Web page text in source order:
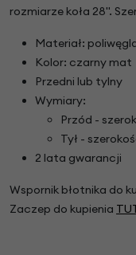
rozmiarze koła 28".
Materiał:
Kolor: czarny mat
Przedni lub tylny
Wymiary:
Przód -
Tył -
2 lata gwarancji
Wspornik błotnika do
Zaczep do kupienia